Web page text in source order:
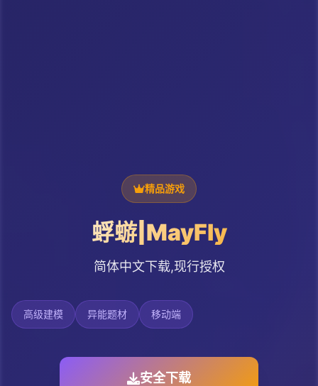
精品游戏
蜉蝣|MayFly
简体中文下载,现行授权
高级建模 异能题材 移动端
安全下载